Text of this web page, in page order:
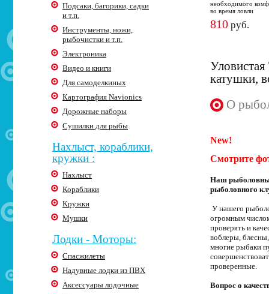
Подсаки, багорики, садки
и т.п.
Инструменты, ножи,
рыбочистки и т.п.
Электроника
Видео и книги
Для самоделкиных
Картография Navionics
Дорожные наборы
Сушилки для рыбы
Нахлыст, кораблики,
кружки :
Нахлыст
Кораблики
Кружки
Мушки
Лодки - Моторы:
Спасжилеты
Надувные лодки из ПВХ
Аксессуары лодочные
необходимого
во время ловли
810 руб.
катушки,
О
New!
Смотрите
Наш
рыболовного
У нашего
огромным
проверять и
воблеры,
многие рыбаки
проверенные.
Вопрос о